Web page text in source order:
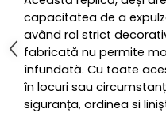
capacitatea de a
având rol strict
fabricată nu permite
înfundată. Cu toate
în locuri sau
siguranța, ordinea si